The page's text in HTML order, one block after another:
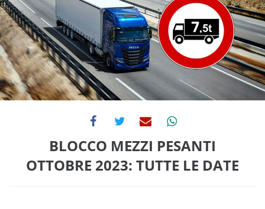
g
a
t
i
o
n
BLOCCO MEZZI PESANTI
OTTOBRE 2023: TUTTE LE DATE